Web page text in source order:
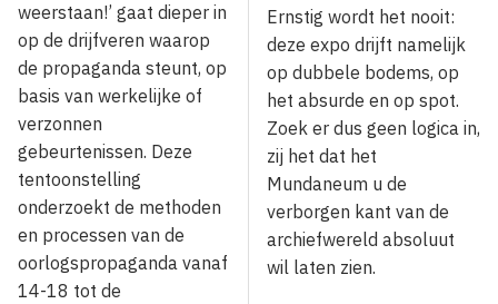
weerstaan!’ gaat dieper in
op de drijfveren waarop
de propaganda steunt, op
basis van werkelijke of
verzonnen
gebeurtenissen. Deze
tentoonstelling
onderzoekt de methoden
en processen van de
oorlogspropaganda vanaf
14-18 tot de
Ernstig wordt het nooit:
deze expo drijft namelijk
op dubbele bodems, op
het absurde en op spot.
Zoek er dus geen logica in,
zij het dat het
Mundaneum u de
verborgen kant van de
archiefwereld absoluut
wil laten zien.